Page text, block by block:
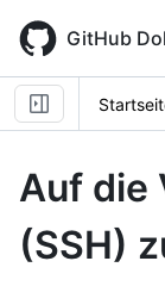
main
content
GitHub
Auf die
(SSH)